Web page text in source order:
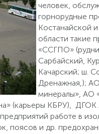
человек,
горнорудные
Костанайской
области такие
«ССГПО»
Сарбайский,
Качарский; ш.
Дренажная,);
минералы», АО
(карьеры КБРУ),
работе в
поясов и др.